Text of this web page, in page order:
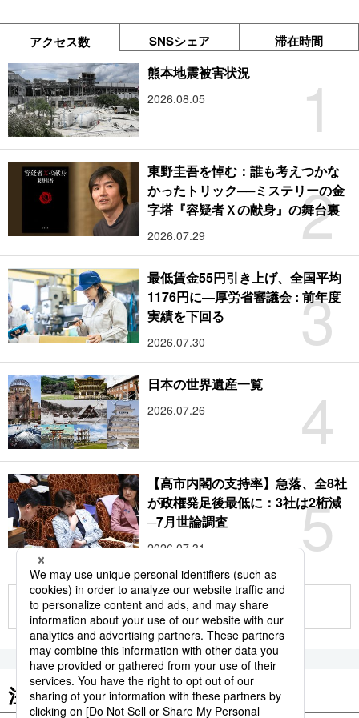
アクセス数 SNSシェア 滞在時間
1
熊本地震被害状況
2026.08.05
2
東野圭吾を悼む：誰も考えつかな
かったトリック──ミステリーの金
字塔『容疑者Ｘの献身』の舞台裏
2026.07.29
3
最低賃金55円引き上げ、全国平均
1176円に―厚労省審議会 : 前年度
実績を下回る
2026.07.30
4
日本の世界遺産一覧
2026.07.26
5
【高市内閣の支持率】急落、全8社
が政権発足後最低に：3社は2桁減
─7月世論調査
2026.07.31
もっと見る
注目のキーワード